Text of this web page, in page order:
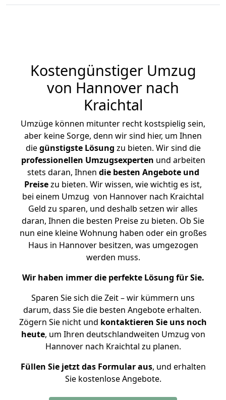
Kostengünstiger Umzug
von Hannover nach
Kraichtal
Umzüge können mitunter recht kostspielig sein,
aber keine Sorge, denn wir sind hier, um Ihnen
diegünstigste Lösung zu bieten. Wir sind die
professionellen Umzugsexperten und arbeiten
stets daran, Ihnen die besten Angebote und
Preisezu bieten. Wir wissen, wie wichtig es ist,
bei einem Umzug von Hannover nach Kraichtal
Geld zu sparen, und deshalb setzen wir alles
daran, Ihnen die besten Preise zu bieten. Ob Sie
nun eine kleine Wohnung haben oder ein großes
Haus in Hannover besitzen, was umgezogen
werden muss.
Wir haben immer die perfekte Lösung für Sie.
Sparen Sie sich die Zeit – wir kümmern uns
darum, dass Sie die besten Angebote erhalten.
Zögern Sie nicht und kontaktieren Sie uns noch
heute, um Ihren deutschlandweiten Umzug von
Hannover nach Kraichtal zu planen.
Füllen Sie jetzt das Formular aus, und erhalten
Sie kostenlose Angebote.